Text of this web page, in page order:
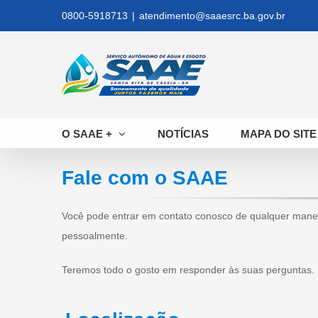
to
0800-5918713 | atendimento@saaesrc.ba.gov.br
O SAAE + NOTÍCIAS MAPA DO SITE
Fale com o SAAE
Você pode entrar em contato conosco de qualquer
pessoalmente.
Teremos todo o gosto em responder às suas perguntas.